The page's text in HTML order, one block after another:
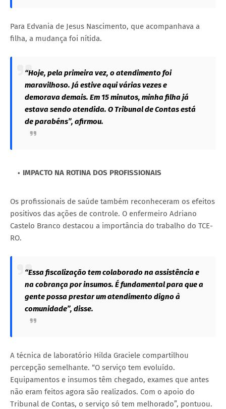
Para Edvania de Jesus Nascimento, que acompanhava a
filha, a mudança foi nítida.
“Hoje, pela primeira vez, o atendimento foi
maravilhoso. Já estive aqui várias vezes e
demorava demais. Em 15 minutos, minha filha já
estava sendo atendida. O Tribunal de Contas está
de parabéns”, afirmou.
IMPACTO NA ROTINA DOS PROFISSIONAIS
Os profissionais de saúde também reconheceram os efeitos
positivos das ações de controle. O enfermeiro Adriano
Castelo Branco destacou a importância do trabalho do TCE-
RO.
“Essa fiscalização tem colaborado na assistência e
na cobrança por insumos. É fundamental para que a
gente possa prestar um atendimento digno à
comunidade”, disse.
A técnica de laboratório Hilda Graciele compartilhou
percepção semelhante. “O serviço tem evoluído.
Equipamentos e insumos têm chegado, exames que antes
não eram feitos agora são realizados. Com o apoio do
Tribunal de Contas, o serviço só tem melhorado”, pontuou.